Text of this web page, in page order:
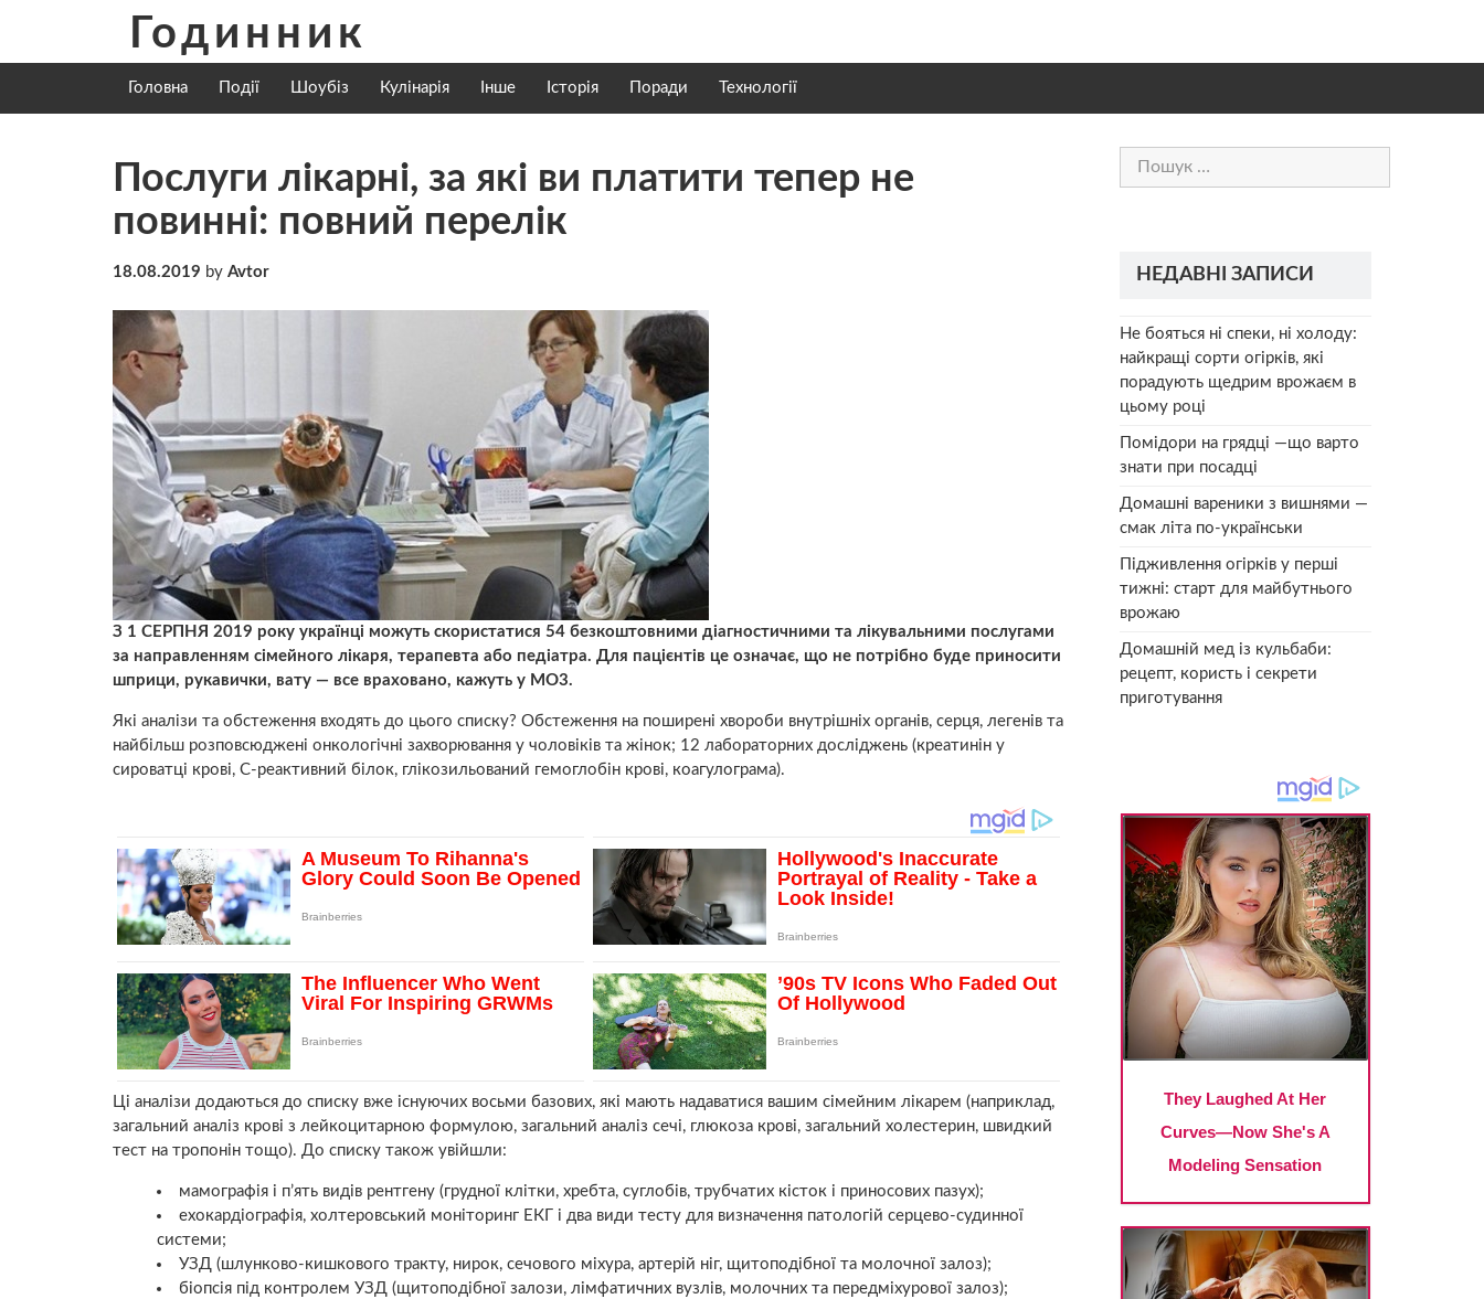
content
Годинник
Головна Події Шоубіз Кулінарія Інше Історія Поради Технології
Послуги лікарні, за які ви платити тепер не
повинні: повний перелік
18.08.2019 by Avtor
З 1 СЕРПНЯ 2019 року українці можуть скористатися 54 безкоштовними діагностичними та лікувальними послугами
за направленням сімейного лікаря, терапевта або педіатра. Для пацієнтів це означає, що не потрібно буде приносити
шприци, рукавички, вату — все враховано, кажуть у МО3.
Які аналізи та обстеження входять до цього списку? Обстеження на поширені хвороби внутрішніх органів, серця, легенів та
найбільш розповсюджені онкологічні захворювання у чоловіків та жінок; 12 лабораторних досліджень (креатинін у
сироватці крові, С-реактивний білок, глікозильований гемоглобін крові, коагулограма).
Ці аналізи додаються до списку вже існуючих восьми базових, які мають надаватися вашим сімейним лікарем (наприклад,
загальний аналіз крові з лейкоцитарною формулою, загальний аналіз сечі, глюкоза крові, загальний холестерин, швидкий
тест на тропонін тощо). До списку також увійшли:
мамографія і п’ять видів рентгену (грудної клітки, хребта, суглобів, трубчатих кісток і приносових пазух);
ехокардіографія, холтеровський моніторинг ЕКГ і два види тесту для визначення патологій серцево-судинної
системи;
УЗД (шлунково-кишкового тракту, нирок, сечового міхура, артерій ніг, щитоподібної та молочної залоз);
біопсія під контролем УЗД (щитоподібної залози, лімфатичних вузлів, молочних та передміхурової залоз);
Пошук:
НЕДАВНІ ЗАПИСИ
Не бояться ні спеки, ні холоду:
найкращі сорти огірків, які
порадують щедрим врожаєм в
цьому році
Помідори на грядці —що варто
знати при посадці
Домашні вареники з вишнями —
смак літа по-українськи
Підживлення огірків у перші
тижні: старт для майбутнього
врожаю
Домашній мед із кульбаби:
рецепт, користь і секрети
приготування